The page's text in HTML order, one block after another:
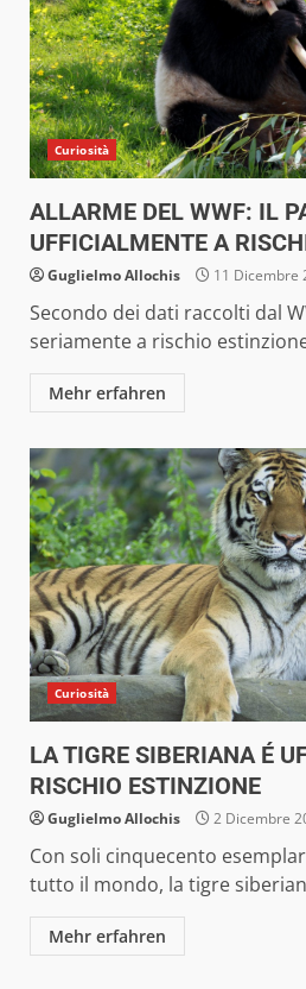
Curiosità
ALLARME DEL WWF: IL
UFFICIALMENTE A
Guglielmo Allochis 11 Dicembre
Secondo dei dati raccolti dal
seriamente a rischio
Mehr erfahren
Curiosità
LA TIGRE SIBERIANA É
RISCHIO ESTINZIONE
Guglielmo Allochis 2 Dicembre
Con soli cinquecento
tutto il mondo, la tigre
Mehr erfahren